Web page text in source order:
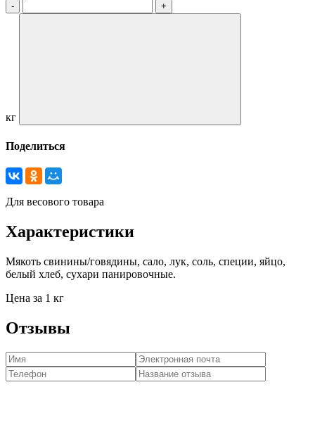
кг
Поделиться
Для весового товара
Характеристики
Мякоть свинины/говядины, сало, лук, соль, специи, яйцо,
белый хлеб, сухари панировочные.
Цена за 1 кг
Отзывы